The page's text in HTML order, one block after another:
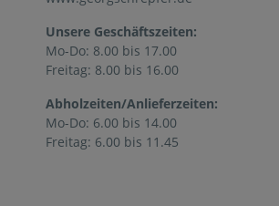
Unsere Geschäftszeiten:
Mo-Do: 8.00 bis 17.00
Freitag: 8.00 bis 16.00
Abholzeiten/Anlieferzeiten:
Mo-Do: 6.00 bis 14.00
Freitag: 6.00 bis 11.45